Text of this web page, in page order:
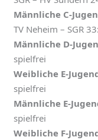
Männliche C-
TV Neheim – SGR
Männliche D-
spielfrei
Weibliche E-
spielfrei
Männliche E-
spielfrei
Weibliche F-